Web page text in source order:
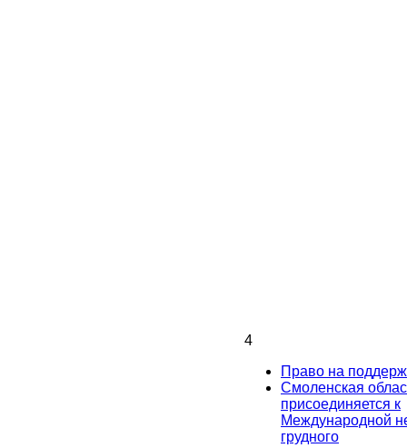
4
Право на
Смоленская
присоединяется к
Международной
грудного